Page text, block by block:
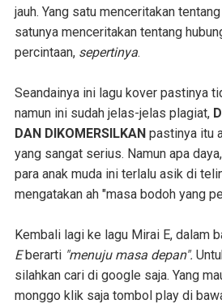
jauh. Yang satu menceritakan
satunya menceritakan tentang
percintaan, sepertinya.
Seandainya ini lagu kover pastinya
namun ini sudah jelas-jelas plagiat,
DAN DIKOMERSILKANpastinya itu
yang sangat serius. Namun apa
para anak muda ini terlalu asik di
mengatakan ah "masa bodoh yang
Kembali lagi ke lagu Mirai E, dalam
Eberarti "menuju masa depan".
silahkan cari di google saja. Yang
monggo klik saja tombol play di